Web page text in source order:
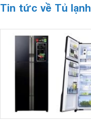
Tin tức về Tủ lạnh